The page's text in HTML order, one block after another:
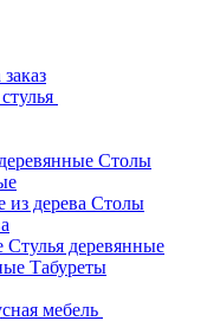
Столы
Столы
Стулья деревянные
Табуреты
мебель